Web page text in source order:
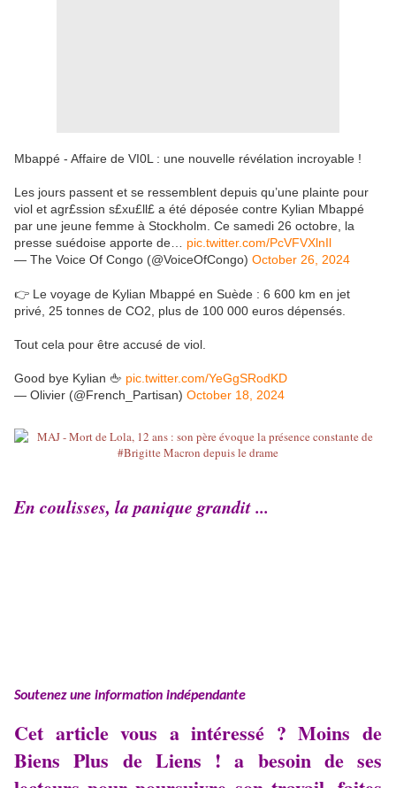
Mbappé - Affaire de VI0L : une nouvelle révélation incroyable !
Les jours passent et se ressemblent depuis qu’une plainte pour
viol et agr£ssion s£xu£ll£ a été déposée contre Kylian Mbappé
par une jeune femme à Stockholm. Ce samedi 26 octobre, la
presse suédoise apporte de… pic.twitter.com/PcVFVXlnIl
— The Voice Of Congo (@VoiceOfCongo) October 26, 2024
👉 Le voyage de Kylian Mbappé en Suède : 6 600 km en jet
privé, 25 tonnes de CO2, plus de 100 000 euros dépensés.
Tout cela pour être accusé de viol.
Good bye Kylian 🖕 pic.twitter.com/YeGgSRodKD
— Olivier (@French_Partisan) October 18, 2024
En coulisses, la panique grandit ...
Soutenez une information indépendante
Cet article vous a intéressé ? Moins de
Biens Plus de Liens ! a besoin de ses